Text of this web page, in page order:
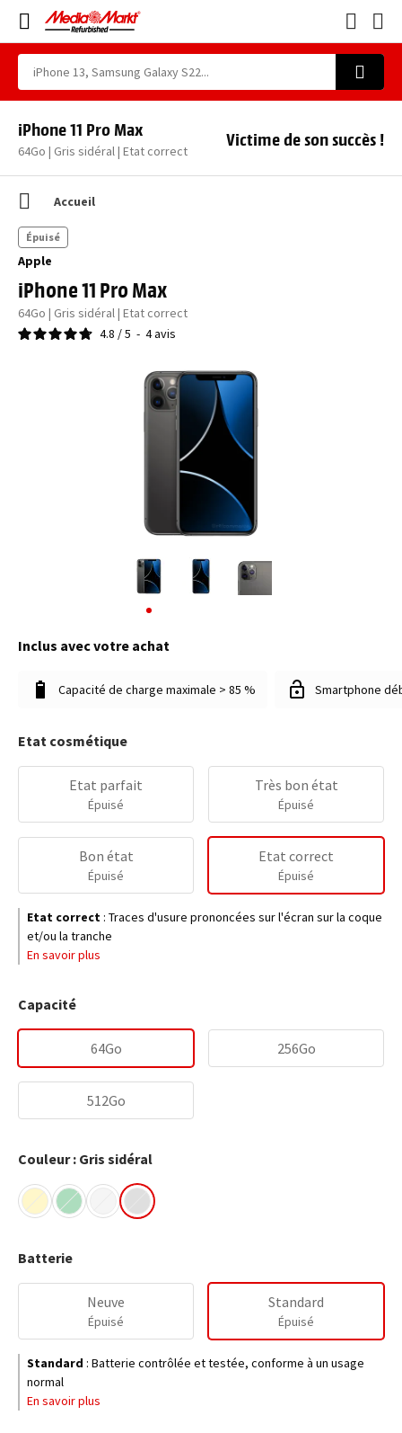
iPhone 11 Pro Max
64Go | Gris sidéral | Etat correct
Victime de son succès !
Accueil
Apple
iPhone 11 Pro Max
64Go | Gris sidéral | Etat correct
4.8 /5 - 4avis
Épuisé
Inclus avec votre achat
Capacité de charge maximale > 85 % Smartphone
Etat cosmétique
Etat parfait
Épuisé
Très bon état
Épuisé
Bon état
Épuisé
Etat correct
Épuisé
Etat correct : Traces d'usure prononcées sur l'écran sur la coque
et/ou la tranche
En savoir plus
Capacité
64Go 256Go
512Go
Couleur : Gris sidéral
Batterie
Neuve
Épuisé
Standard
Épuisé
Standard : Batterie contrôlée et testée, conforme à un usage
normal
En savoir plus